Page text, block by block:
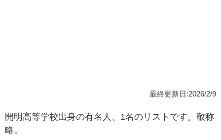
最終更新日:2026/2/9
開明高等学校出身の有名人、1名のリストです。敬称
略。